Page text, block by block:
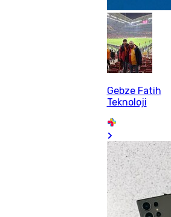
Gebze Fatih
Teknoloji